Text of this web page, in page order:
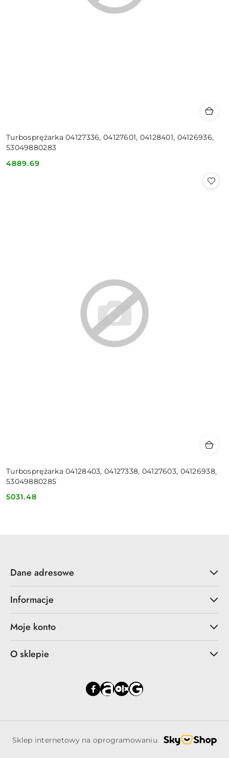
Turbosprężarka 04127336, 04127601, 04128401, 04126936,
53049880283
Cena:
4889.69
Turbosprężarka 04128403, 04127338, 04127603, 04126938,
53049880285
Cena:
5031.48
Dane adresowe
Informacje
Moje konto
O sklepie
Sklep internetowy na oprogramowaniu